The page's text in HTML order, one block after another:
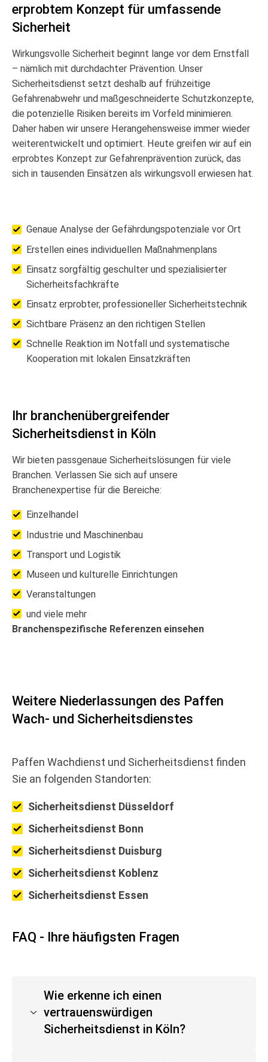
erprobtem Konzept für umfassende
Sicherheit
Wirkungsvolle Sicherheit beginnt lange vor dem Ernstfall
– nämlich mit durchdachter Prävention. Unser
Sicherheitsdienst setzt deshalb auf frühzeitige
Gefahrenabwehr und maßgeschneiderte Schutzkonzepte,
die potenzielle Risiken bereits im Vorfeld minimieren.
Daher haben wir unsere Herangehensweise immer wieder
weiterentwickelt und optimiert. Heute greifen wir auf ein
erprobtes Konzept zur Gefahrenprävention zurück, das
sich in tausenden Einsätzen als wirkungsvoll erwiesen hat.
Genaue Analyse der Gefährdungspotenziale vor Ort
Erstellen eines individuellen Maßnahmenplans
Einsatz sorgfältig geschulter und spezialisierter
Sicherheitsfachkräfte
Einsatz erprobter, professioneller Sicherheitstechnik
Sichtbare Präsenz an den richtigen Stellen
Schnelle Reaktion im Notfall und systematische
Kooperation mit lokalen Einsatzkräften
Ihr branchenübergreifender
Sicherheitsdienst in Köln
Wir bieten passgenaue Sicherheitslösungen für viele
Branchen. Verlassen Sie sich auf unsere
Branchenexpertise für die Bereiche:
Einzelhandel
Industrie und Maschinenbau
Transport und Logistik
Museen und kulturelle Einrichtungen
Veranstaltungen
und viele mehr
Branchenspezifische Referenzen einsehen
Weitere Niederlassungen des Paffen
Wach- und Sicherheitsdienstes
Paffen Wachdienst und Sicherheitsdienst finden
Sie an folgenden Standorten:
Sicherheitsdienst Düsseldorf
Sicherheitsdienst Bonn
Sicherheitsdienst Duisburg
Sicherheitsdienst Koblenz
Sicherheitsdienst Essen
FAQ - Ihre häufigsten Fragen
Wie erkenne ich einen
vertrauenswürdigen
Sicherheitsdienst in Köln?